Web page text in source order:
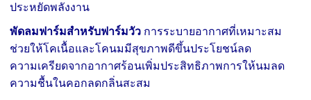
ประหยัดพลังงาน
พัดลมฟาร์มสำหรับฟาร์มวัว การระบายอากาศที่เหมาะสม
ช่วยให้โคเนื้อและโคนมมีสุขภาพดีขึ้นประโยชน์ลด
ความเครียดจากอากาศร้อนเพิ่มประสิทธิภาพการให้นมลด
ความชื้นในคอกลดกลิ่นสะสม